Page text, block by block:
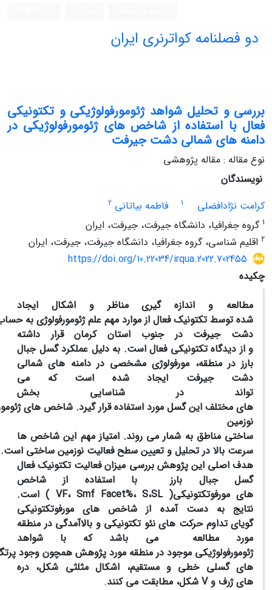
دو فصلنامه کواترنری ایران
بررسی و تحلیل شواهد ژئومورفولوژیکی و تکتونیکی
فعال با استفاده از شاخص های ژئومورفولوژیکی در
دامنه های شمالی دشت جیرفت
نوع مقاله : مقاله پژوهشی
نویسندگان
کرامت نژادافضلی
1 فاطمه بیاتانی 2
1 گروه جغرافیا، دانشگاه جیرفت، جیرفت، ایران
2 اقلیم شناسی، گروه جغرافیا، دانشگاه جیرفت، جیرفت، ایران
https://doi.org/10.22034/irqua.2022.702455
چکیده
مطالعه
و اندازه گیری مناظر و اشکال
ایجاد
شده توسط تکتونیک فعال از موارد مهم علم ژئومورفولوژی به
دشت
جیرفت در جنوب استان کرمان قرار
داشته
و از دیدگاه تکتونیکی فعال است. به دلیل عملکرد گسل جبال
بارز در منطقه، مورفولوژی مشخصی در دامنه های شمالی
دشت جیرفت
ایجاد شده است که
می
تواند
در شناسایی
بخش
های مختلف این گسل مورد استفاده قرار گیرد. شاخص های
نوزمین
ساختی مناطق به شمار می روند. امتیاز مهم این شاخص ها
سرعت بالا در تحلیل و تعیین سطح فعالیت نوزمین ساختی است.
هدف اصلی این پژوهش بررسی میزان فعالیت تکتونیک فعال
گسل جبال بارز
با استفاده از
شاخص
های مورفوتکتونیکی( SL،S،Smf Facet%،VF) است.
نتایج به دست آمده از شاخص های مورفوتکتونیکی
گویای تداوم حرکت های نئو تکتونیکی و بالاآمدگی در منطقه
مورد مطالعه
می باشد که با
شواهد
ژئومورفولوژیکی موجود در منطقه مورد پژوهش همچون وجود
های گسلی خطی و مستقیم، اشکال مثلثی شکل، دره
های ژرف و V شکل، مطابقت می کنند.